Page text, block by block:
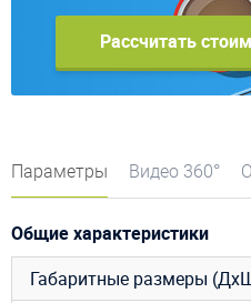
Рассчитать
Параметры Видео 360°
Общие характеристики
Габаритные размеры